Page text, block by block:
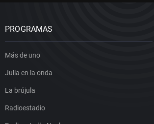
PROGRAMAS
Más de uno
Julia en la onda
La brújula
Radioestadio